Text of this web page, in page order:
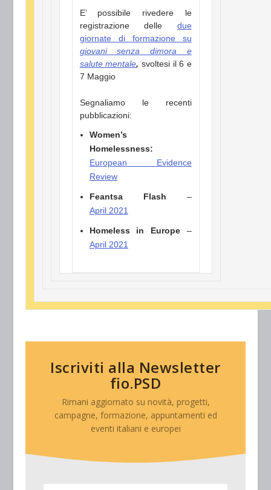
E’ possibile rivedere le
registrazione delle due
giornate di formazione su
giovani senza dimora e
salute mentale, svoltesi il 6 e
7 Maggio
Segnaliamo le recenti
pubblicazioni:
Women’s
Homelessness:
European Evidence
Review
Feantsa Flash –
April2021
Homeless in Europe –
April 2021
Iscriviti alla Newsletter
fio.PSD
Rimani aggiornato su novità, progetti,
campagne, formazione, appuntamenti ed
eventi italiani e europei